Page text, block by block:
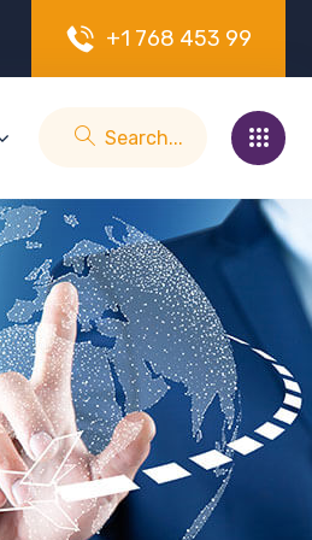
+1 768 453 99